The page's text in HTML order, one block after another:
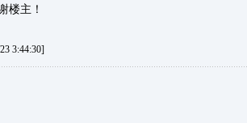
楼主！
3:44:30]